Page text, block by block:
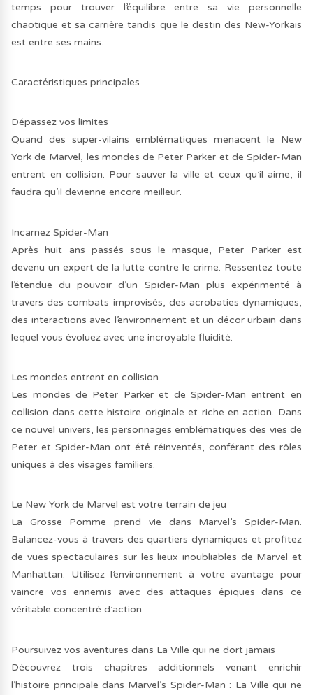
temps pour trouver l’équilibre entre sa vie personnelle
chaotique et sa carrière tandis que le destin des New-Yorkais
est entre ses mains.
Caractéristiques principales
Dépassez vos limites
Quand des super-vilains emblématiques menacent le New
York de Marvel, les mondes de Peter Parker et de Spider-Man
entrent en collision. Pour sauver la ville et ceux qu’il aime, il
faudra qu’il devienne encore meilleur.
Incarnez Spider-Man
Après huit ans passés sous le masque, Peter Parker est
devenu un expert de la lutte contre le crime. Ressentez toute
l’étendue du pouvoir d’un Spider-Man plus expérimenté à
travers des combats improvisés, des acrobaties dynamiques,
des interactions avec l’environnement et un décor urbain dans
lequel vous évoluez avec une incroyable fluidité.
Les mondes entrent en collision
Les mondes de Peter Parker et de Spider-Man entrent en
collision dans cette histoire originale et riche en action. Dans
ce nouvel univers, les personnages emblématiques des vies de
Peter et Spider-Man ont été réinventés, conférant des rôles
uniques à des visages familiers.
Le New York de Marvel est votre terrain de jeu
La Grosse Pomme prend vie dans Marvel’s Spider-Man.
Balancez-vous à travers des quartiers dynamiques et profitez
de vues spectaculaires sur les lieux inoubliables de Marvel et
Manhattan. Utilisez l’environnement à votre avantage pour
vaincre vos ennemis avec des attaques épiques dans ce
véritable concentré d’action.
Poursuivez vos aventures dans La Ville qui ne dort jamais
Découvrez trois chapitres additionnels venant enrichir
l’histoire principale dans Marvel’s Spider-Man : La Ville qui ne